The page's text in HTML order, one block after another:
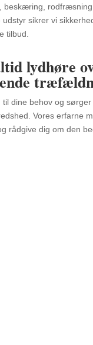
udstyr sikrer vi
tilbud.
lydhøre
til dine behov og
Vores erfarne
rådgive dig om den